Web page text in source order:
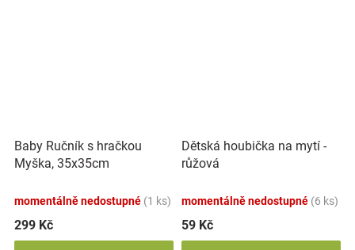
Baby Ručník s hračkou
Myška, 35x35cm
momentálně nedostupné (1 ks)
299 Kč
Dětská houbička na mytí -
růžová
momentálně nedostupné (6 ks)
59 Kč